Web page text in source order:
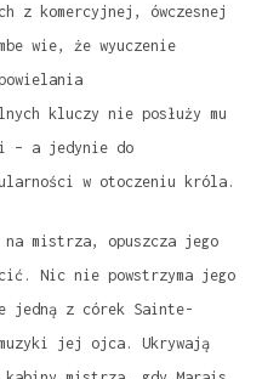
z komercyjnej, ówczesnej
wie, że wyuczenie
kluczy nie posłuży mu
– a jedynie do
w otoczeniu króla.
na mistrza, opuszcza jego
Nic nie powstrzyma jego
jedną z córek Sainte-
jej ojca. Ukrywają